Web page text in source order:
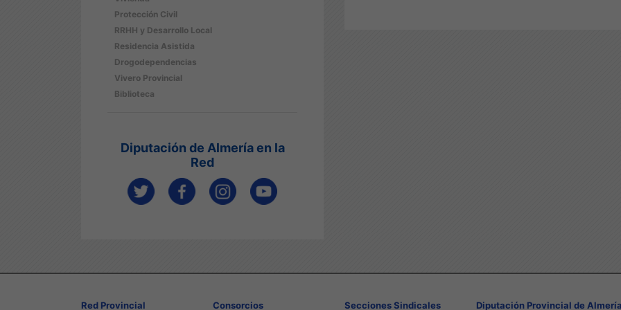
Protección Civil
RRHH y Desarrollo Local
Residencia Asistida
Drogodependencias
Vivero Provincial
Biblioteca
Diputación de Almería en la
Red
Red Provincial Consorcios Secciones Sindicales Diputación Provincial de